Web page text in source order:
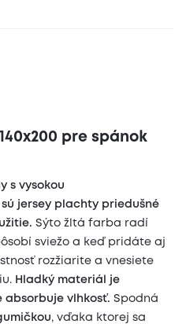
pre spánok
s vysokou
jersey plachty priedušné
Sýto žltá farba radí
sviežo a keď pridáte aj
rozžiarite a vnesiete
Hladký materiál je
absorbuje vlhkosť. Spodná
, vďaka ktorej sa